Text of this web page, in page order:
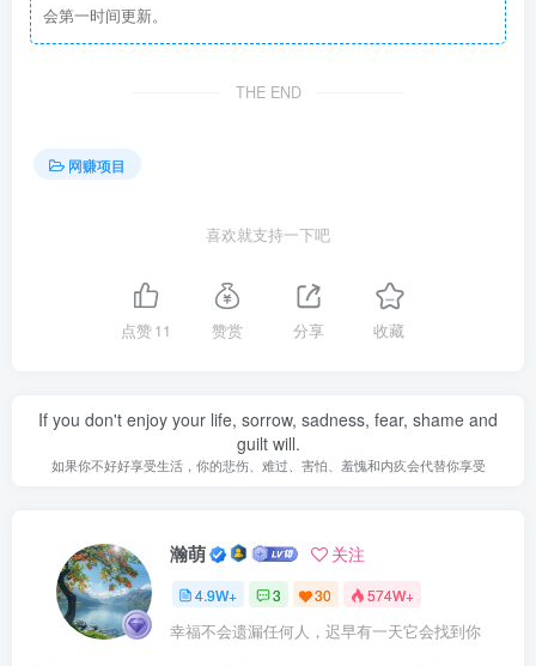
会第一时间更新。
THE END
网赚项目
喜欢就支持一下吧
点赞11 赞赏 分享 收藏
If you don't enjoy your life, sorrow, sadness, fear, shame and
guilt will.
如果你不好好享受生活，你的悲伤、难过、害怕、羞愧和内疚会代替你享受
瀚萌 关注
4.9W+ 3 30 574W+
幸福不会遗漏任何人，迟早有一天它会找到你